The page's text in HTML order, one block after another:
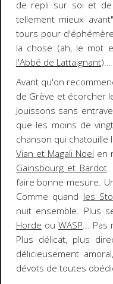
de repli sur soi et
tellement mieux
tours pour
la chose (ah, le mot
l'Abbé de Lattaignant)...
Avant qu'on
de Grève et écorcher
Jouissons sans
que les moins de
chanson qui chatouille
Vian et Magali Noel en
Gainsbourg et Bardot.
faire bonne mesure.
Comme quand les
nuit ensemble. Plus
Horde ou WASP... Pas
Plus délicat, plus
délicieusement
dévots de toutes